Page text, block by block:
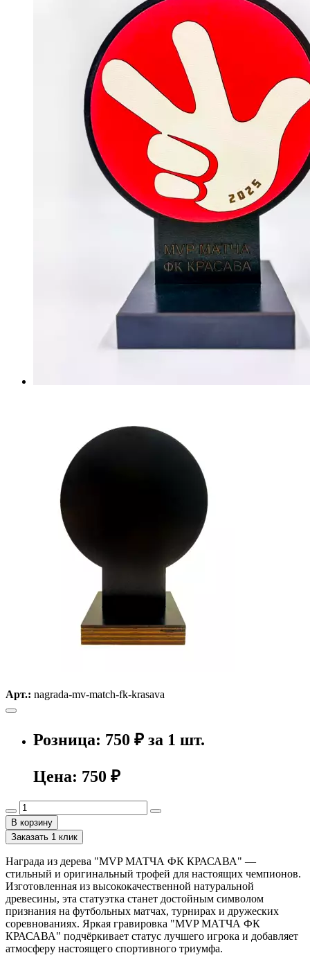
Арт.: nagrada-mv-match-fk-krasava
Розница: 750 ₽ за 1 шт.
Цена: 750 ₽
В корзину
Заказать 1 клик
Награда из дерева "MVP МАТЧА ФК КРАСАВА" —
стильный и оригинальный трофей для настоящих чемпионов.
Изготовленная из высококачественной натуральной
древесины, эта статуэтка станет достойным символом
признания на футбольных матчах, турнирах и дружеских
соревнованиях. Яркая гравировка "MVP МАТЧА ФК
КРАСАВА" подчёркивает статус лучшего игрока и добавляет
атмосферу настоящего спортивного триумфа.